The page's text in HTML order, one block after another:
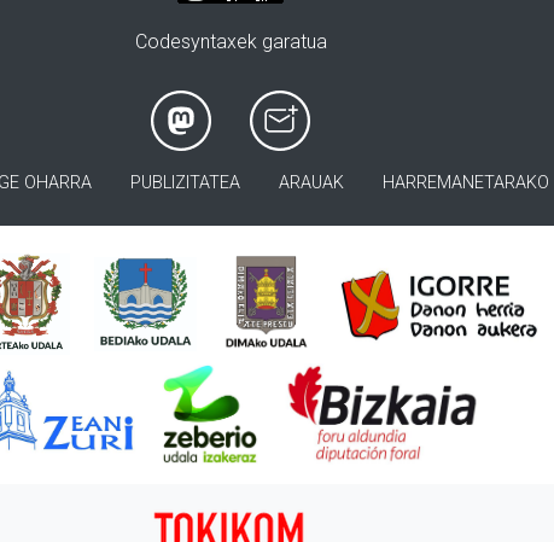
Codesyntaxek garatua
OHARRA PUBLIZITATEA ARAUAK HARREMANETARAKO